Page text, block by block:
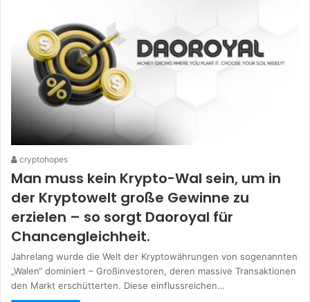
cryptohopes
Man muss kein Krypto-Wal sein, um in
der Kryptowelt große Gewinne zu
erzielen – so sorgt Daoroyal für
Chancengleichheit.
Jahrelang wurde die Welt der Kryptowährungen von sogenannten
„Walen“ dominiert – Großinvestoren, deren massive Transaktionen
den Markt erschütterten. Diese einflussreichen…